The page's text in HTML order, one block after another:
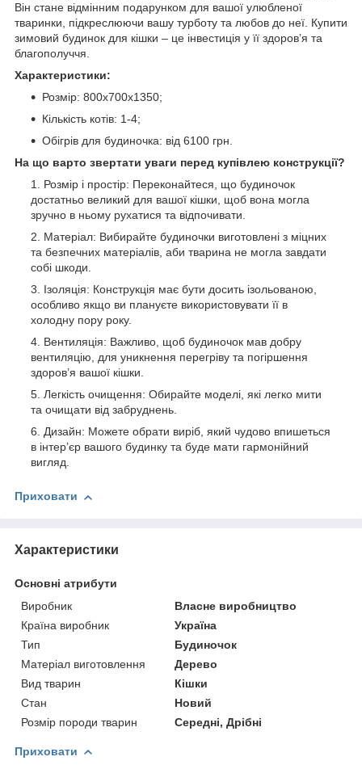
Він стане відмінним подарунком для вашої улюбленої
тваринки, підкреслюючи вашу турботу та любов до неї. Купити
зимовий будинок для кішки – це інвестиція у її здоров’я та
благополуччя.
Характеристики:
Розмір: 800х700х1350;
Кількість котів: 1-4;
Обігрів для будиночка: від 6100 грн.
На що варто звертати уваги перед купівлею конструкції?
Розмір і простір: Переконайтеся, що будиночок
достатньо великий для вашої кішки, щоб вона могла
зручно в ньому рухатися та відпочивати.
Матеріал: Вибирайте будиночки виготовлені з міцних
та безпечних матеріалів, аби тварина не могла завдати
собі шкоди.
Ізоляція: Конструкція має бути досить ізольованою,
особливо якщо ви плануєте використовувати її в
холодну пору року.
Вентиляція: Важливо, щоб будиночок мав добру
вентиляцію, для уникнення перегріву та погіршення
здоров’я вашої кішки.
Легкість очищення: Обирайте моделі, які легко мити
та очищати від забруднень.
Дизайн: Можете обрати виріб, який чудово впишеться
в інтер’єр вашого будинку та буде мати гармонійний
вигляд.
Приховати
Характеристики
Основні атрибути
Виробник
Власне виробництво
Країна виробник
Україна
Тип
Будиночок
Матеріал виготовлення
Дерево
Вид тварин
Кішки
Стан
Новий
Розмір породи тварин
Середні, Дрібні
Приховати